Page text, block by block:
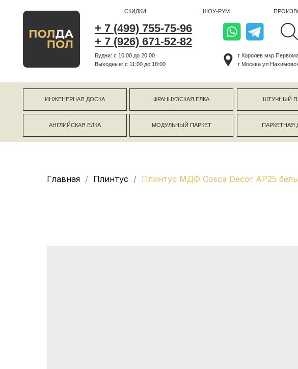
+ 7 (499) 755-75-96
+ 7 (926) 671-52-82
СКИДКИ ШОУ-РУМ ПРОИЗВОДСТВО
Будни: с 10:00 до 20:00
Выходные: c 11:00 до 18:00
г Москва ул Нахимовский
ИНЖЕНЕРНАЯ ДОСКА
АНГЛИЙСКАЯ ЕЛКА
ФРАНЦУЗСКАЯ ЕЛКА
ПАРКЕТНАЯ ДОСКА
МОДУЛЬНЫЙ ПАРКЕТ
ШТУЧНЫЙ ПАРКЕТ
Главная Плинтус Плинтус МДФ Cosca Decor AP25